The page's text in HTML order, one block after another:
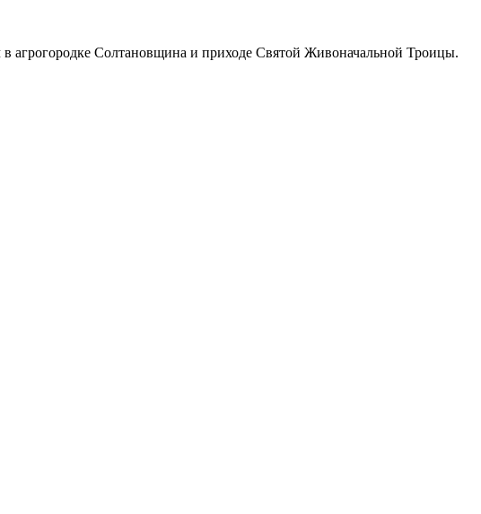
агрогородке Солтановщина и приходе Святой Живоначальной Троицы.